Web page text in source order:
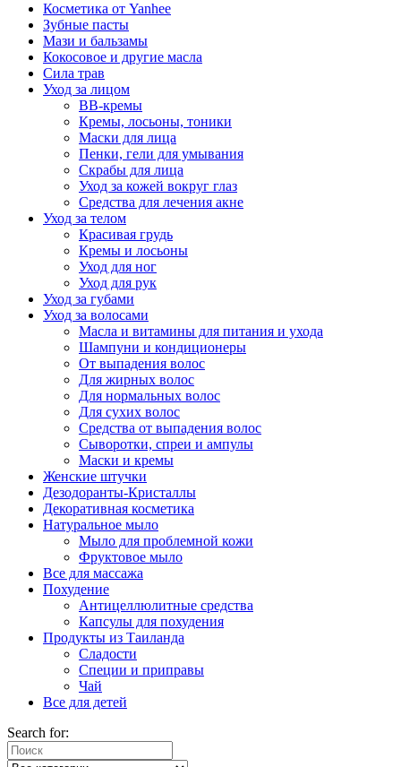
Косметика от Yanhee
Зубные пасты
Мази и бальзамы
Кокосовое и другие масла
Сила трав
Уход за лицом
BB-кремы
Кремы, лосьоны, тоники
Маски для лица
Пенки, гели для умывания
Скрабы для лица
Уход за кожей вокруг глаз
Средства для лечения акне
Уход за телом
Красивая грудь
Кремы и лосьоны
Уход для ног
Уход для рук
Уход за губами
Уход за волосами
Масла и витамины для питания и ухода
Шампуни и кондиционеры
От выпадения волос
Для жирных волос
Для нормальных волос
Для сухих волос
Средства от выпадения волос
Сыворотки, спреи и ампулы
Маски и кремы
Женские штучки
Дезодоранты-Кристаллы
Декоративная косметика
Натуральное мыло
Мыло для проблемной кожи
Фруктовое мыло
Все для массажа
Похудение
Антицеллюлитные средства
Капсулы для похудения
Продукты из Таиланда
Сладости
Специи и приправы
Чай
Все для детей
Search for: